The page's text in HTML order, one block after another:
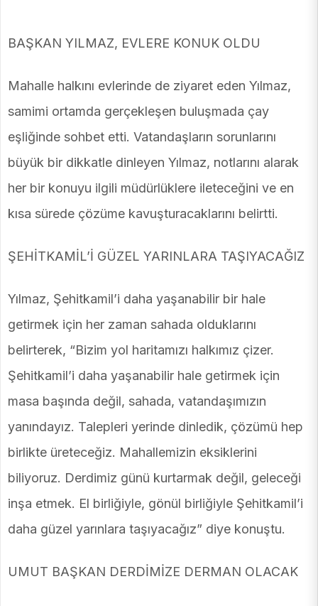
BAŞKAN YILMAZ, EVLERE KONUK OLDU
Mahalle halkını evlerinde de ziyaret eden Yılmaz,
samimi ortamda gerçekleşen buluşmada çay
eşliğinde sohbet etti. Vatandaşların sorunlarını
büyük bir dikkatle dinleyen Yılmaz, notlarını alarak
her bir konuyu ilgili müdürlüklere ileteceğini ve en
kısa sürede çözüme kavuşturacaklarını belirtti.
ŞEHİTKAMİL’İ GÜZEL YARINLARA TAŞIYACAĞIZ
Yılmaz, Şehitkamil’i daha yaşanabilir bir hale
getirmek için her zaman sahada olduklarını
belirterek, “Bizim yol haritamızı halkımız çizer.
Şehitkamil’i daha yaşanabilir hale getirmek için
masa başında değil, sahada, vatandaşımızın
yanındayız. Talepleri yerinde dinledik, çözümü hep
birlikte üreteceğiz. Mahallemizin eksiklerini
biliyoruz. Derdimiz günü kurtarmak değil, geleceği
inşa etmek. El birliğiyle, gönül birliğiyle Şehitkamil’i
daha güzel yarınlara taşıyacağız” diye konuştu.
UMUT BAŞKAN DERDİMİZE DERMAN OLACAK